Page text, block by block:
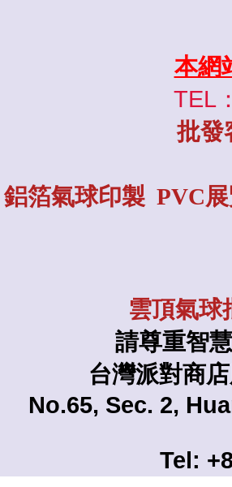
本網
TEL
批發
鋁箔氣球印製 PVC
雲頂氣球
請尊重智
台灣派對商
No.65, Sec. 2,
Tel: